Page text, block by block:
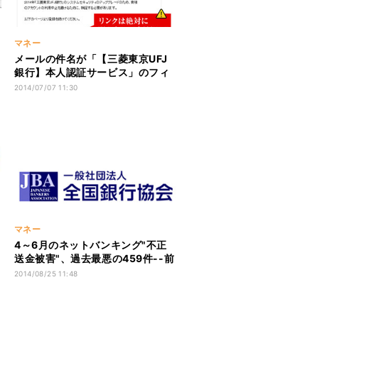
マネー
メールの件名が「【三菱東京UFJ
銀行】本人認証サービス」のフィ
ッシングにも注意!
2014/07/07 11:30
マネー
4～6月のネットバンキング"不正
送金被害"、過去最悪の459件--前
年比で約3倍に
2014/08/25 11:48